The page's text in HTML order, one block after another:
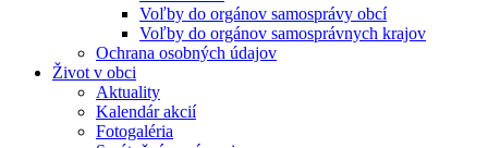
Voľby do orgánov samosprávy obcí
Voľby do orgánov samosprávnych krajov
Ochrana osobných údajov
Život v obci
Aktuality
Kalendár akcií
Fotogaléria